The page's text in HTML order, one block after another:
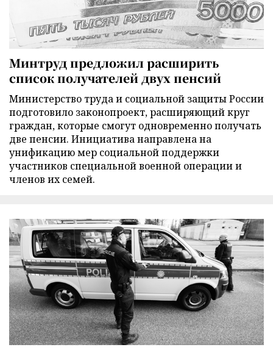
Минтруд предложил расширить
список получателей двух пенсий
Министерство труда и социальной защиты России
подготовило законопроект, расширяющий круг
граждан, которые смогут одновременно получать
две пенсии. Инициатива направлена на
унификацию мер социальной поддержки
участников специальной военной операции и
членов их семей.